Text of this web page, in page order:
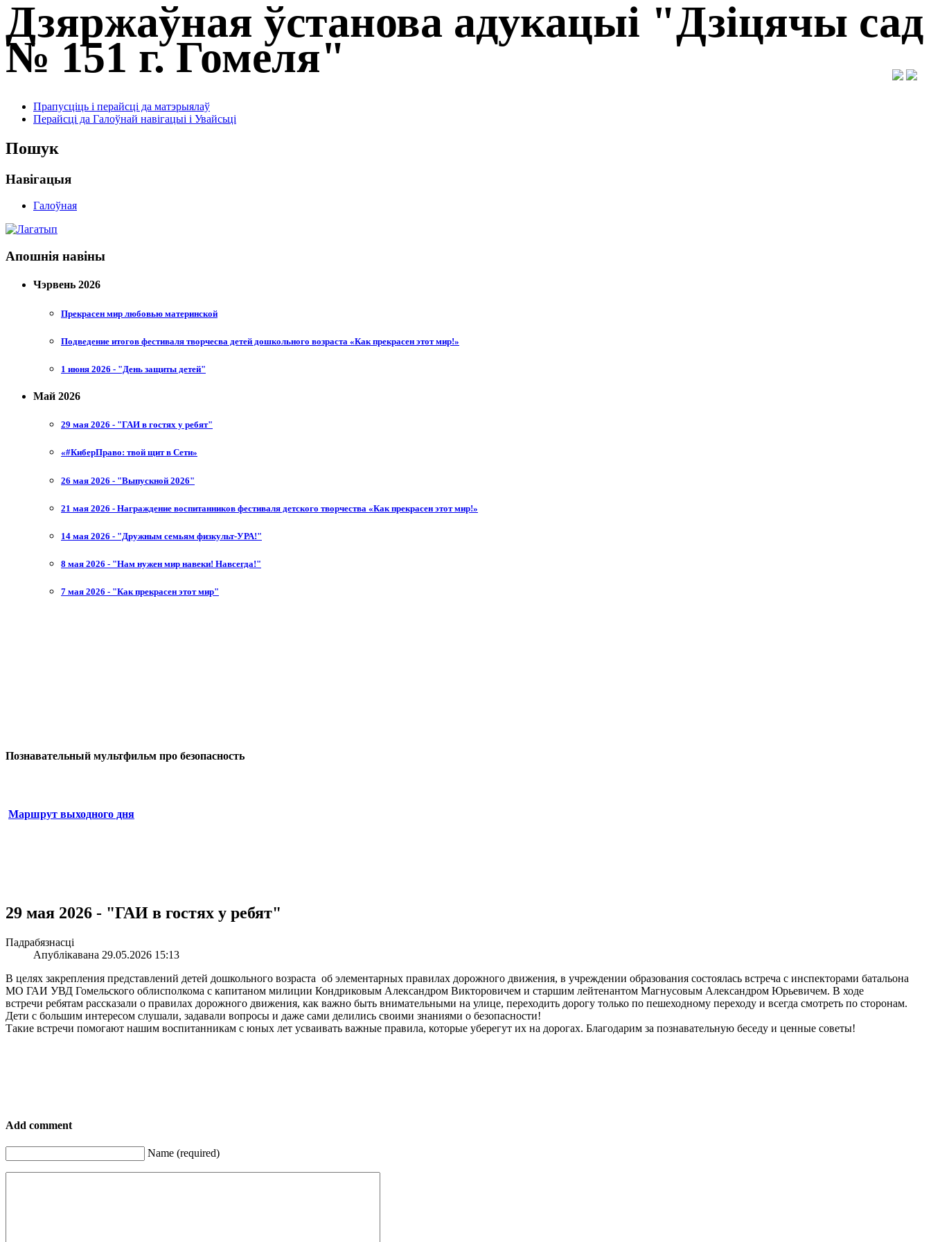
Дзяржаўная ўстанова адукацыі "Дзіцячы сад
№ 151 г. Гомеля"
Прапусціць і перайсці да матэрыялаў
Перайсці да Галоўнай навігацыі і Увайсьці
Пошук
Навігацыя
Галоўная
Апошнія навіны
Чэрвень 2026
Прекрасен мир любовью материнской
Подведение итогов фестиваля творчесва детей дошкольного возраста «Как прекрасен этот мир!»
1 июня 2026 - "День защиты детей"
Май 2026
29 мая 2026 - "ГАИ в гостях у ребят"
«#КиберПраво: твой щит в Сети»
26 мая 2026 - "Выпускной 2026"
21 мая 2026 - Награждение воспитанников фестиваля детского творчества «Как прекрасен этот мир!»
14 мая 2026 - "Дружным семьям физкульт-УРА!"
8 мая 2026 - "Нам нужен мир навеки! Навсегда!"
7 мая 2026 - "Как прекрасен этот мир"
Познавательный мультфильм про безопасность
Маршрут выходного дня
29 мая 2026 - "ГАИ в гостях у ребят"
Падрабязнасці
Апублікавана 29.05.2026 15:13
В целях закрепления представлений детей дошкольного возраста об элементарных правилах дорожного движения, в учреждении образования состоялась встреча с инспекторами батальона
МО ГАИ УВД Гомельского облисполкома с капитаном милиции Кондриковым Александром Викторовичем и старшим лейтенантом Магнусовым Александром Юрьевичем. В ходе
встречи ребятам рассказали о правилах дорожного движения, как важно быть внимательными на улице, переходить дорогу только по пешеходному переходу и всегда смотреть по сторонам.
Дети с большим интересом слушали, задавали вопросы и даже сами делились своими знаниями о безопасности!
Такие встречи помогают нашим воспитанникам с юных лет усваивать важные правила, которые уберегут их на дорогах. Благодарим за познавательную беседу и ценные советы!
Add comment
Name (required)